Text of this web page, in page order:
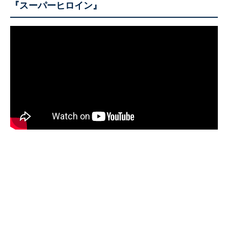
『スーパーヒロイン』